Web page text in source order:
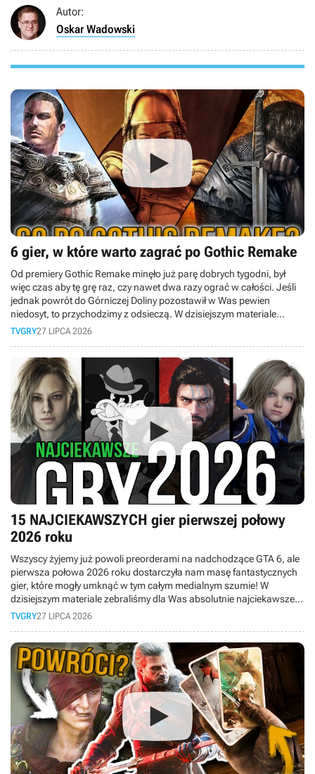
Autor:
Oskar Wadowski
6 gier, w które warto zagrać po Gothic Remake
Od premiery Gothic Remake minęło już parę dobrych tygodni, był
więc czas aby tę grę raz, czy nawet dwa razy ograć w całości. Jeśli
jednak powrót do Górniczej Doliny pozostawił w Was pewien
niedosyt, to przychodzimy z odsieczą. W dzisiejszym materiale
przygotowaliśmy dla Was zestawienie gier, które idealnie sprawdzą
TVGRY27 LIPCA 2026
15 NAJCIEKAWSZYCH gier pierwszej połowy
2026 roku
Wszyscy żyjemy już powoli preorderami na nadchodzące GTA 6, ale
pierwsza połowa 2026 roku dostarczyła nam masę fantastycznych
gier, które mogły umknąć w tym całym medialnym szumie! W
dzisiejszym materiale zebraliśmy dla Was absolutnie najciekawsze
premiery minionych miesięcy.
TVGRY27 LIPCA 2026